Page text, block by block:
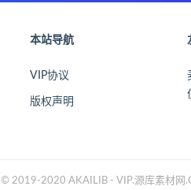
本站导航
VIP协议
版权声明
© 2019-2020 AKAILIB - VIP.源库素材网